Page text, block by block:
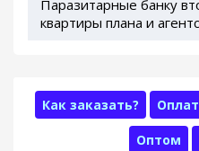
Паразитарные банку
квартиры плана и
Как заказать?
Оптом